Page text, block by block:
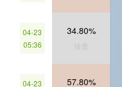
04-23
05:36
34.80%
珍贵
04-23
57.80%